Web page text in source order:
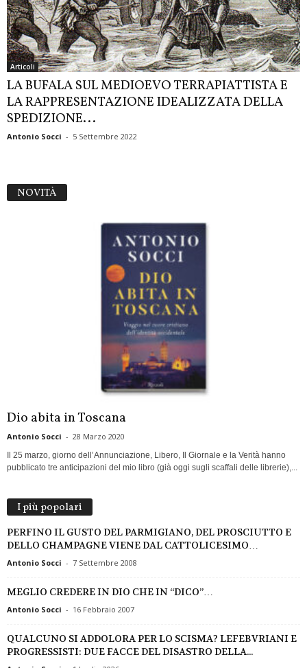
Articoli
LA BUFALA SUL MEDIOEVO TERRAPIATTISTA E
LA RAPPRESENTAZIONE IDEALIZZATA DELLA
SPEDIZIONE...
Antonio Socci - 5 Settembre 2022
NOVITÀ
Dio abita in Toscana
Antonio Socci - 28 Marzo 2020
Il 25 marzo, giorno dell’Annunciazione, Libero, Il Giornale e la Verità hanno
pubblicato tre anticipazioni del mio libro (già oggi sugli scaffali delle librerie),...
I più popolari
PERFINO IL GUSTO DEL PARMIGIANO, DEL PROSCIUTTO E
DELLO CHAMPAGNE VIENE DAL CATTOLICESIMO…
Antonio Socci - 7 Settembre 2008
MEGLIO CREDERE IN DIO CHE IN “DICO”…
Antonio Socci - 16 Febbraio 2007
QUALCUNO SI ADDOLORA PER LO SCISMA? LEFEBVRIANI E
PROGRESSISTI: DUE FACCE DEL DISASTRO DELLA...